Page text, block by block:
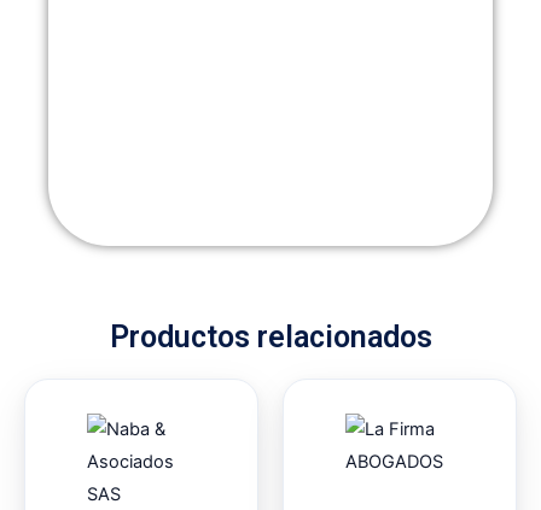
Productos relacionados